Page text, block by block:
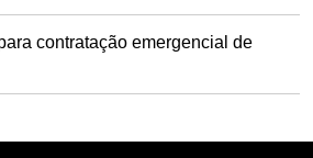
contratação emergencial de